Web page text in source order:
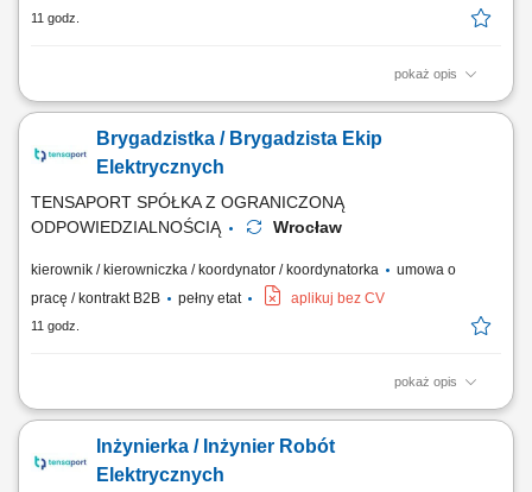
11 godz.
pokaż opis
Tworzenie inspirujących wizualizacji na indywidualne zamówienia
zorientowanej na najwyższe standardy jakości. Dbanie o doskonałą
prezencję i ekspozycję produktów w naszej strefie aranżacji.
Brygadzistka / Brygadzista Ekip
Elektrycznych
TENSAPORT SPÓŁKA Z OGRANICZONĄ
ODPOWIEDZIALNOŚCIĄ
Wrocław
kierownik / kierowniczka / koordynator / koordynatorka
umowa o
pracę / kontrakt B2B
pełny etat aplikuj bez CV
11 godz.
pokaż opis
Obowiązki: Organizowanie pracy podległego zespołu i bieżące nim
dokumentacji, terminów oraz wymagań; Weryfikowanie jakości
wykonania prac i dbanie o przestrzeganie norm BHP; Sporządzanie
Inżynierka / Inżynier Robót
Elektrycznych